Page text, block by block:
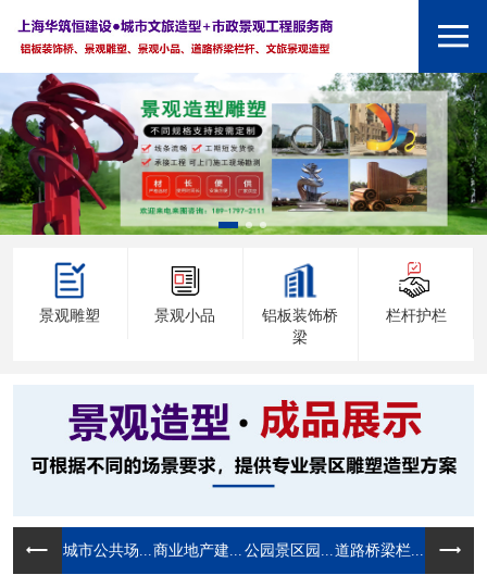
景观雕塑 景观小品
铝板装饰桥
梁
栏杆护栏
城市公共场... 商业地产建... 公园景区园... 道路桥梁栏...